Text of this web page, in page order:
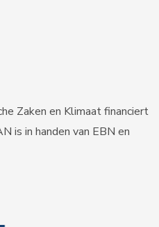
Zaken en Klimaat financiert
is in handen van EBN en